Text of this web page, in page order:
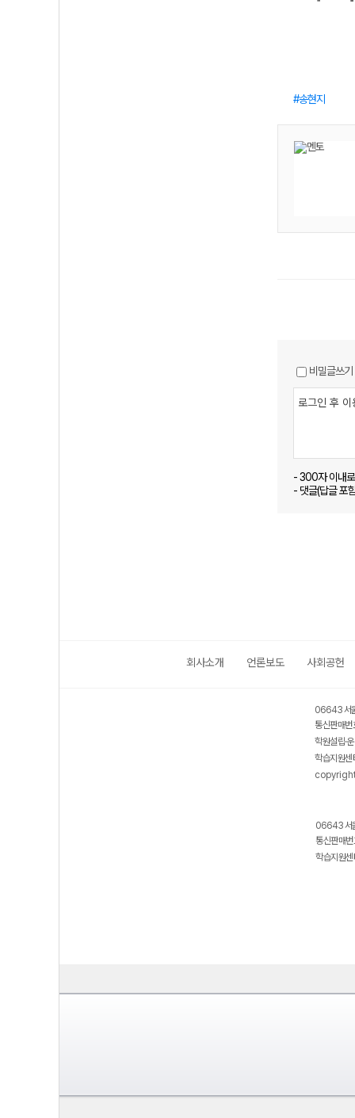
송현지
비밀글쓰기
- 300자 이내
- 댓글(답글 포
회사소개 언론보도 사회공헌
06643 서
통신판매
학원설립·
학습지원
06643 서
통신판매
학습지원